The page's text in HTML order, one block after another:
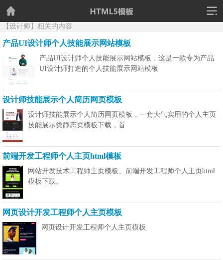
【设计师】相关的内容
产品UI设计师个人技能展示网站模板
产品UI设计师个人技能展示网站模板，这是一款专为产品
UI设计师打造的个人技能展示网站模板
设计师技能展示个人简历网页模板
设计师技能展示个人简历网页模板，一套大气实用的个人主页
技能展示类静态页模板下载，首
前端开发工程师个人主页html模板
网站开发技术工程师主页模板、前端开发工程师个人主页html
模板下载。
网页设计开发工程师个人主页模板
网页设计开发工程师个人主页模板